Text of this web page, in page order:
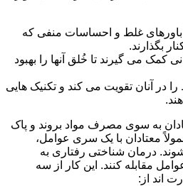
باورهای غلط و احساسات منفی که
بگذارند.
کمک می گیرند تا خُلق آنها را بهبود
را در آنان تقویت می کند و تکنیک هایی
به سوی مصرف مواد بروند و پاک
معتادان با یک سری عوامل،
درمان شناختی رفتاری به
مقابله کنند. این کار از سه
اند از: